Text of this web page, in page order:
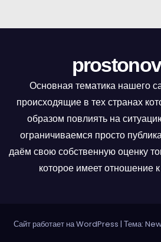
и
ц
и
я
з
Основная тематика нашего
происходящие в тех странах
образом повлиять на
ограничиваемся просто
даём свою собственную оценку
которое имеет отношение
Сайт работает на WordPress | Тема: